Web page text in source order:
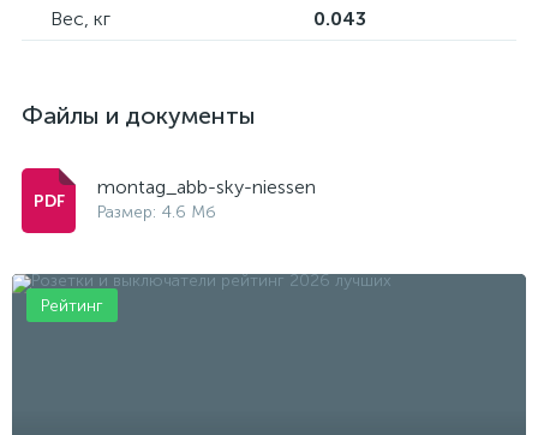
Вес, кг 0.043
Файлы и документы
montag_abb-sky-niessen
Размер: 4.6 Мб
Рейтинг